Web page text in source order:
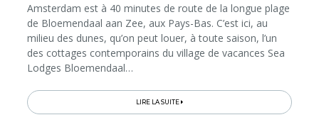
Amsterdam est à 40 minutes de route de la longue plage
de Bloemendaal aan Zee, aux Pays-Bas. C’est ici, au
milieu des dunes, qu’on peut louer, à toute saison, l’un
des cottages contemporains du village de vacances Sea
Lodges Bloemendaal…
LIRE LA SUITE